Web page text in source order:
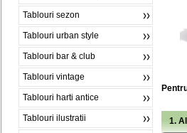
Tablouri sezon
Tablouri urban style
Tablouri bar & club
Tablouri vintage
Tablouri harti antice
Tablouri ilustratii 1.